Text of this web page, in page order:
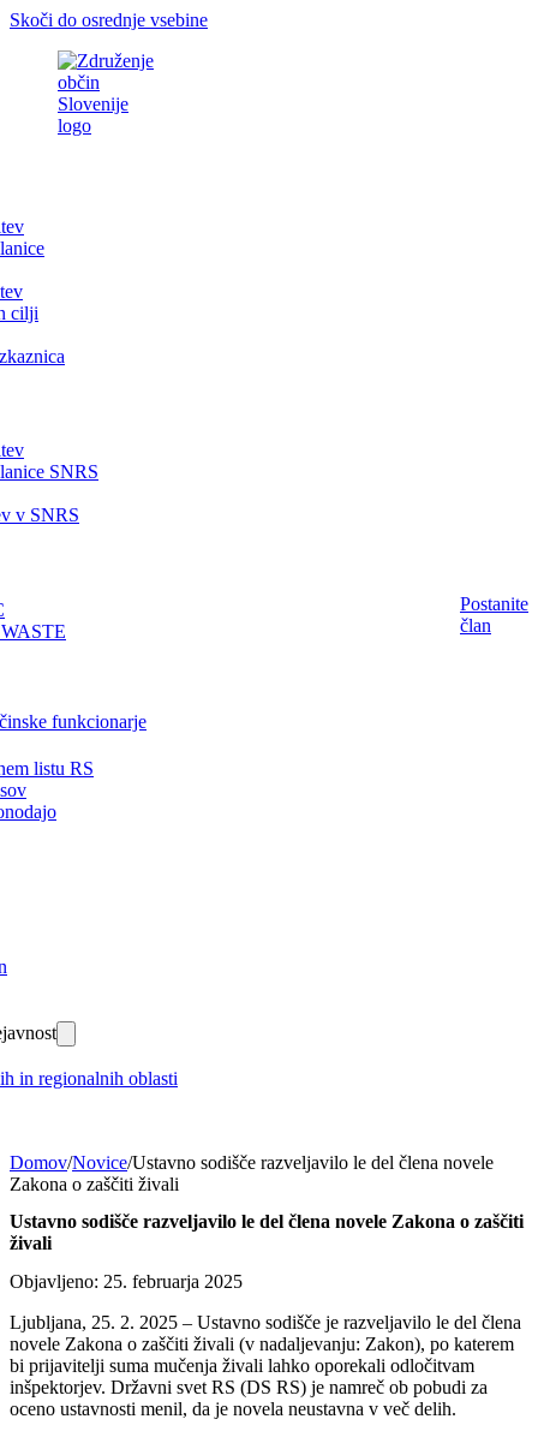
Skoči do osrednje vsebine
cilji
SNRS
v SNRS
funkcionarje
listu RS
in regionalnih oblasti
Postanite
član
Domov/Novice/Ustavno sodišče razveljavilo le del člena novele
Zakona o zaščiti živali
Ustavno sodišče razveljavilo le del člena novele Zakona o zaščiti
živali
Objavljeno: 25. februarja 2025
Ljubljana, 25. 2. 2025 – Ustavno sodišče je razveljavilo le del člena
novele Zakona o zaščiti živali (v nadaljevanju: Zakon), po katerem
bi prijavitelji suma mučenja živali lahko oporekali odločitvam
inšpektorjev. Državni svet RS (DS RS) je namreč ob pobudi za
oceno ustavnosti menil, da je novela neustavna v več delih.